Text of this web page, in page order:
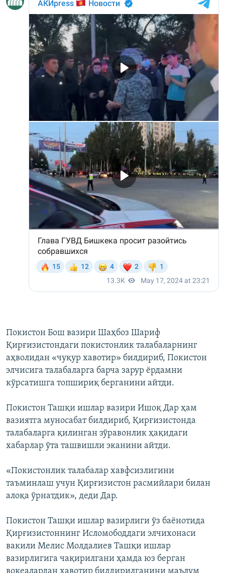
Покистон Бош вазири Шаҳбоз Шариф
Қирғизистондаги покистонлик талабаларнинг
аҳволидан «чуқур хавотир» билдириб, Покистон
элчисига талабаларга барча зарур ёрдамни
кўрсатишга топшириқ берганини айтди.
Покистон Ташқи ишлар вазири Ишоқ Дар ҳам
вазиятга муносабат билдириб, Қирғизистонда
талабаларга қилинган зўравонлик ҳақидаги
хабарлар ўта ташвишли эканини айтди.
«Покистонлик талабалар хавфсизлигини
таъминлаш учун Қирғизистон расмийлари билан
алоқа ўрнатдик», деди Дар.
Покистон Ташқи ишлар вазирлиги ўз баёнотида
Қирғизистоннинг Исломободдаги элчихонаси
вакили Мелис Молдалиев Ташқи ишлар
вазирлигига чақирилгани ҳамда юз берган